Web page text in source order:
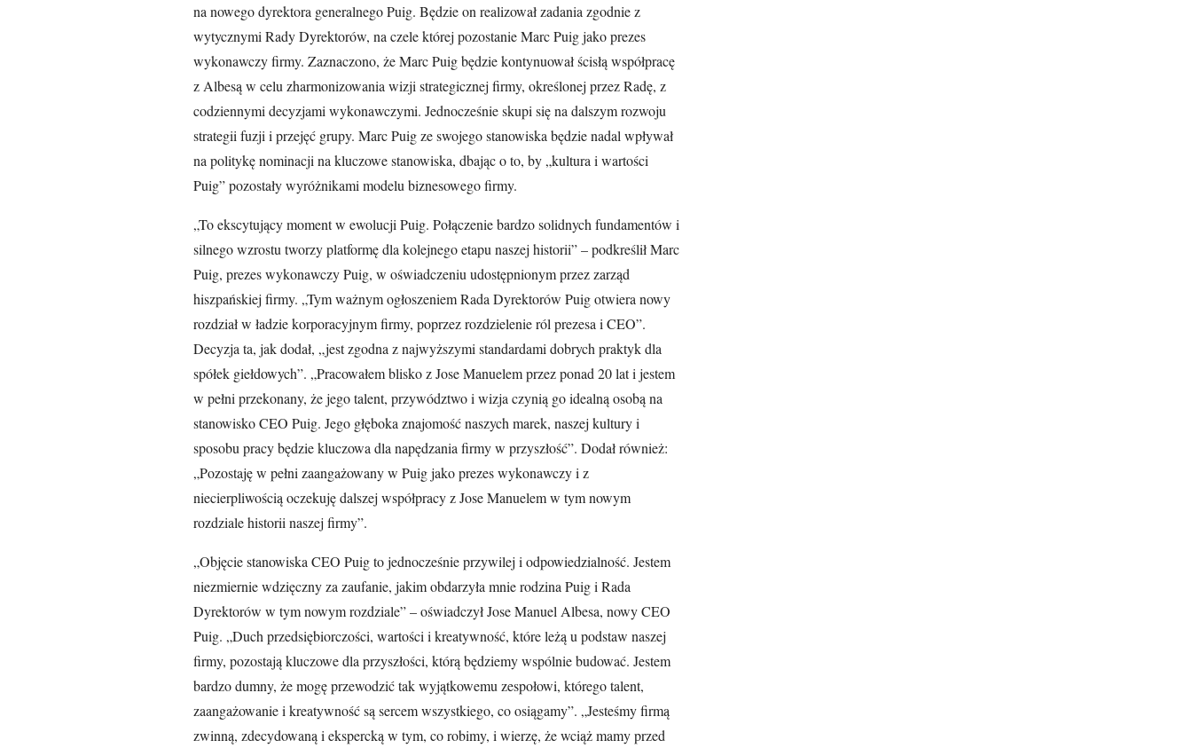
na nowego dyrektora generalnego Puig. Będzie on realizował zadania zgodnie z
wytycznymi Rady Dyrektorów, na czele której pozostanie Marc Puig jako prezes
wykonawczy firmy. Zaznaczono, że Marc Puig będzie kontynuował ścisłą współpracę
z Albesą w celu zharmonizowania wizji strategicznej firmy, określonej przez Radę, z
codziennymi decyzjami wykonawczymi. Jednocześnie skupi się na dalszym rozwoju
strategii fuzji i przejęć grupy. Marc Puig ze swojego stanowiska będzie nadal wpływał
na politykę nominacji na kluczowe stanowiska, dbając o to, by „kultura i wartości
Puig” pozostały wyróżnikami modelu biznesowego firmy.
„To ekscytujący moment w ewolucji Puig. Połączenie bardzo solidnych fundamentów i
silnego wzrostu tworzy platformę dla kolejnego etapu naszej historii” – podkreślił Marc
Puig, prezes wykonawczy Puig, w oświadczeniu udostępnionym przez zarząd
hiszpańskiej firmy. „Tym ważnym ogłoszeniem Rada Dyrektorów Puig otwiera nowy
rozdział w ładzie korporacyjnym firmy, poprzez rozdzielenie ról prezesa i CEO”.
Decyzja ta, jak dodał, „jest zgodna z najwyższymi standardami dobrych praktyk dla
spółek giełdowych”. „Pracowałem blisko z Jose Manuelem przez ponad 20 lat i jestem
w pełni przekonany, że jego talent, przywództwo i wizja czynią go idealną osobą na
stanowisko CEO Puig. Jego głęboka znajomość naszych marek, naszej kultury i
sposobu pracy będzie kluczowa dla napędzania firmy w przyszłość”. Dodał również:
„Pozostaję w pełni zaangażowany w Puig jako prezes wykonawczy i z
niecierpliwością oczekuję dalszej współpracy z Jose Manuelem w tym nowym
rozdziale historii naszej firmy”.
„Objęcie stanowiska CEO Puig to jednocześnie przywilej i odpowiedzialność. Jestem
niezmiernie wdzięczny za zaufanie, jakim obdarzyła mnie rodzina Puig i Rada
Dyrektorów w tym nowym rozdziale” – oświadczył Jose Manuel Albesa, nowy CEO
Puig. „Duch przedsiębiorczości, wartości i kreatywność, które leżą u podstaw naszej
firmy, pozostają kluczowe dla przyszłości, którą będziemy wspólnie budować. Jestem
bardzo dumny, że mogę przewodzić tak wyjątkowemu zespołowi, którego talent,
zaangażowanie i kreatywność są sercem wszystkiego, co osiągamy”. „Jesteśmy firmą
zwinną, zdecydowaną i ekspercką w tym, co robimy, i wierzę, że wciąż mamy przed